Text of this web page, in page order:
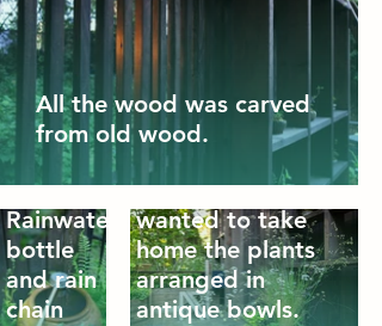
All the wood was carved
from old wood.
Rainwater
bottle
and rain
chain
Many people
wanted to take
home the plants
arranged in
antique bowls.